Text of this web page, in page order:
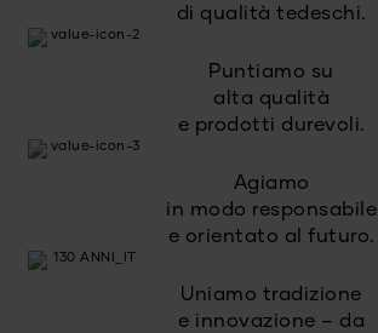
di qualità tedeschi.
Puntiamo su
alta qualità
e prodotti durevoli.
Agiamo
in modo responsabile
e orientato al futuro.
Uniamo tradizione
e innovazione – da